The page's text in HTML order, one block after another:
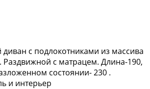
с подлокотниками из массива
Раздвижной с матрацем. Длина-190,
состоянии- 230 .
и интерьер